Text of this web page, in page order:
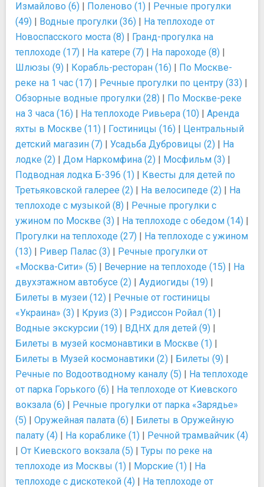
Измайлово (6) | Поленово (1) | Речные прогулки
(49) | Водные прогулки (36) | На теплоходе от
Новоспасского моста (8) | Гранд-прогулка на
теплоходе (17) | На катере (7) | На пароходе (8) |
Шлюзы (9) | Корабль-ресторан (16) | По Москве-
реке на 1 час (17) | Речные прогулки по центру (33) |
Обзорные водные прогулки (28) | По Москве-реке
на 3 часа (16) | На теплоходе Ривьера (10) | Аренда
яхты в Москве (11) | Гостиницы (16) | Центральный
детский магазин (7) | Усадьба Дубровицы (2) | На
лодке (2) | Дом Наркомфина (2) | Мосфильм (3) |
Подводная лодка Б-396 (1) | Квесты для детей по
Третьяковской галерее (2) | На велосипеде (2) | На
теплоходе с музыкой (8) | Речные прогулки с
ужином по Москве (3) | На теплоходе с обедом (14) |
Прогулки на теплоходе (27) | На теплоходе с ужином
(13) | Ривер Палас (3) | Речные прогулки от
«Москва-Сити» (5) | Вечерние на теплоходе (15) | На
двухэтажном автобусе (2) | Аудиогиды (19) |
Билеты в музеи (12) | Речные от гостиницы
«Украина» (3) | Круиз (3) | Рэдиссон Ройал (1) |
Водные экскурсии (19) | ВДНХ для детей (9) |
Билеты в музей космонавтики в Москве (1) |
Билеты в Музей космонавтики (2) | Билеты (9) |
Речные по Водоотводному каналу (5) | На теплоходе
от парка Горького (6) | На теплоходе от Киевского
вокзала (6) | Речные прогулки от парка «Зарядье»
(5) | Оружейная палата (6) | Билеты в Оружейную
палату (4) | На кораблике (1) | Речной трамвайчик (4)
| От Киевского вокзала (5) | Туры по реке на
теплоходе из Москвы (1) | Морские (1) | На
теплоходе с дискотекой (4) | На теплоходе от